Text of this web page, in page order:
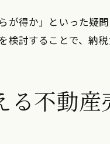
が得か」といった疑
検討することで、納
る不動産